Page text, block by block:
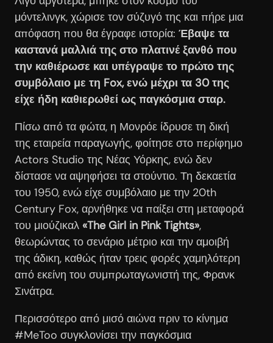
μόντελινγκ, χώρισε τον σύζυγό της και πήρε μια
απόφαση που θα έγραφε ιστορία: Έβαψε τα
καστανά μαλλιά της στο πλατινέ ξανθό που
την καθιέρωσε και υπέγραψε το πρώτο της
συμβόλαιο με τη Fox, ενώ μέχρι τα 30 της
είχε ήδη καθιερωθεί ως παγκόσμια σταρ.
Πίσω από τα φώτα, η Μονρόε ίδρυσε τη δική
της εταιρεία παραγωγής, φοίτησε στο περίφημο
Actors Studio της Νέας Υόρκης, ενώ δεν
δίστασε να αψηφήσει τα στούντιο. Τη δεκαετία
του 1950, ενώ είχε συμβόλαιο με την 20th
Century Fox, αρνήθηκε να παίξει στη μεταφορά
του μιούζικαλ «The Girl in Pink Tights»,
θεωρώντας το σενάριο μέτριο και την αμοιβή
της άδικη, καθώς ήταν τρεις φορές χαμηλότερη
από εκείνη του συμπρωταγωνιστή της, Φρανκ
Σινάτρα.
Περισσότερο από μισό αιώνα πριν το κίνημα
#MeToo συγκλονίσει την παγκόσμια